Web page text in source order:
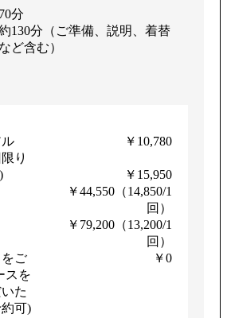
分
130分（ご準備、説明、着替
ど含む）
ル
り
￥10,780
￥15,950
￥44,550（14,850/1
回）
￥79,200（13,200/1
回）
ご
スを
た
可)
￥0